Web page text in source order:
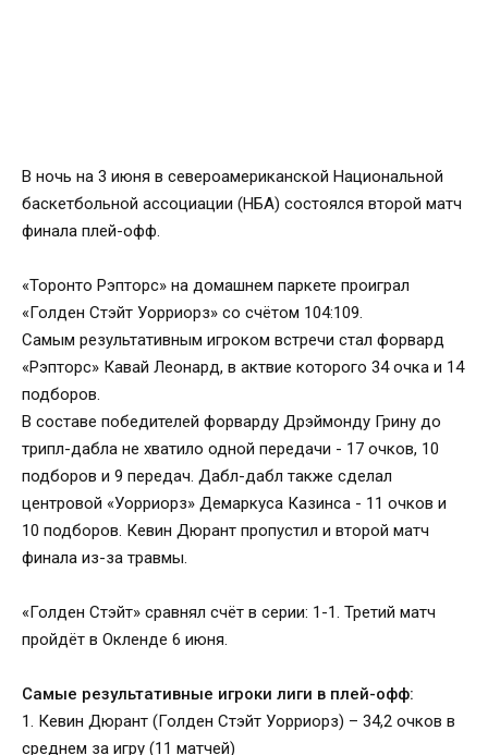
В ночь на 3 июня в североамериканской Национальной
баскетбольной ассоциации (НБА) состоялcя второй матч
финала плей-офф.
«Торонто Рэпторс» на домашнем паркете проиграл
«Голден Стэйт Уорриорз» со счётом 104:109.
Самым результативным игроком встречи стал форвард
«Рэпторс» Кавай Леонард, в актвие которого 34 очка и 14
подборов.
В составе победителей форварду Дрэймонду Грину до
трипл-дабла не хватило одной передачи - 17 очков, 10
подборов и 9 передач. Дабл-дабл также сделал
центровой «Уорриорз» Демаркуса Казинса - 11 очков и
10 подборов. Кевин Дюрант пропустил и второй матч
финала из-за травмы.
«Голден Стэйт» сравнял счёт в серии: 1-1. Третий матч
пройдёт в Окленде 6 июня.
Самые результативные игроки лиги в плей-офф:
1. Кевин Дюрант (Голден Стэйт Уорриорз) – 34,2 очков в
среднем за игру (11 матчей)